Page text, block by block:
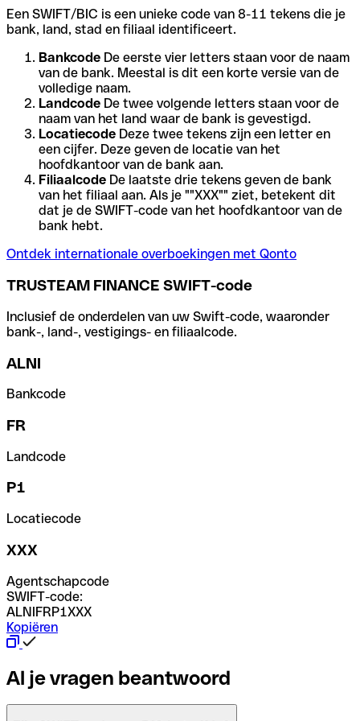
Een SWIFT/BIC is een unieke code van 8-11 tekens die je
bank, land, stad en filiaal identificeert.
Bankcode De eerste vier letters staan voor de naam
van de bank. Meestal is dit een korte versie van de
volledige naam.
Landcode De twee volgende letters staan voor de
naam van het land waar de bank is gevestigd.
Locatiecode Deze twee tekens zijn een letter en
een cijfer. Deze geven de locatie van het
hoofdkantoor van de bank aan.
Filiaalcode De laatste drie tekens geven de bank
van het filiaal aan. Als je ""XXX"" ziet, betekent dit
dat je de SWIFT-code van het hoofdkantoor van de
bank hebt.
Ontdek internationale overboekingen met Qonto
TRUSTEAM FINANCE SWIFT-code
Inclusief de onderdelen van uw Swift-code, waaronder
bank-, land-, vestigings- en filiaalcode.
ALNI
Bankcode
FR
Landcode
P1
Locatiecode
XXX
Agentschapcode
SWIFT-code:
ALNIFRP1XXX
Kopiëren
Al je vragen beantwoord